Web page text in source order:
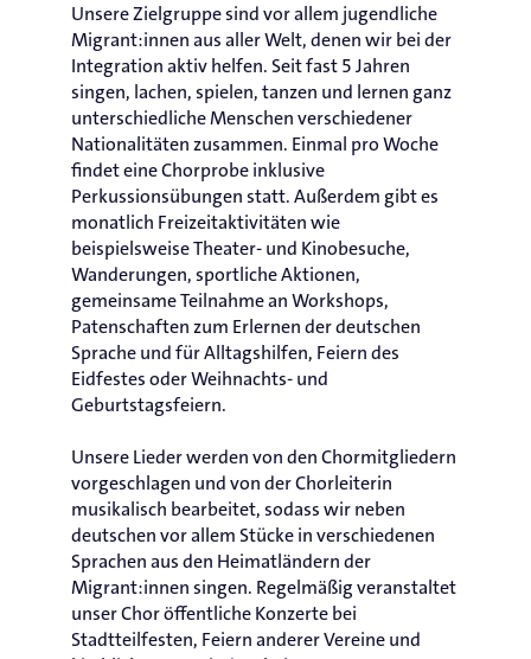
Unsere Zielgruppe sind vor allem jugendliche
Migrant:innen aus aller Welt, denen wir bei der
Integration aktiv helfen. Seit fast 5 Jahren
singen, lachen, spielen, tanzen und lernen ganz
unterschiedliche Menschen verschiedener
Nationalitäten zusammen. Einmal pro Woche
findet eine Chorprobe inklusive
Perkussionsübungen statt. Außerdem gibt es
monatlich Freizeitaktivitäten wie
beispielsweise Theater- und Kinobesuche,
Wanderungen, sportliche Aktionen,
gemeinsame Teilnahme an Workshops,
Patenschaften zum Erlernen der deutschen
Sprache und für Alltagshilfen, Feiern des
Eidfestes oder Weihnachts- und
Geburtstagsfeiern.
Unsere Lieder werden von den Chormitgliedern
vorgeschlagen und von der Chorleiterin
musikalisch bearbeitet, sodass wir neben
deutschen vor allem Stücke in verschiedenen
Sprachen aus den Heimatländern der
Migrant:innen singen. Regelmäßig veranstaltet
unser Chor öffentliche Konzerte bei
Stadtteilfesten, Feiern anderer Vereine und